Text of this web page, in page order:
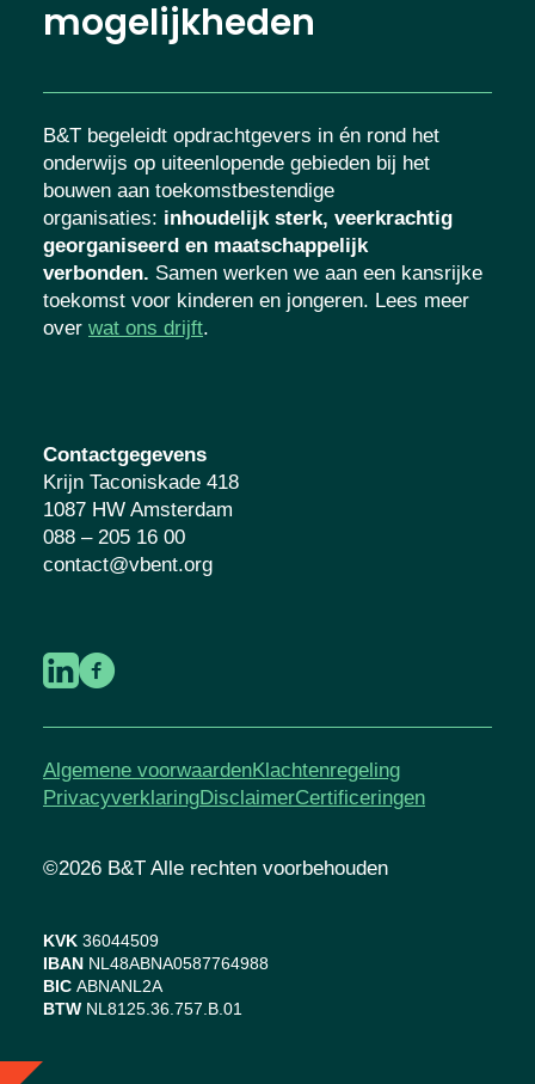
mogelijkheden
B&T begeleidt opdrachtgevers in én rond het
onderwijs op uiteenlopende gebieden bij het
bouwen aan toekomstbestendige
organisaties: inhoudelijk sterk, veerkrachtig
georganiseerd en maatschappelijk
verbonden. Samen werken we aan een kansrijke
toekomst voor kinderen en jongeren. Lees meer
over wat ons drijft.
Contactgegevens
Krijn Taconiskade 418
1087 HW Amsterdam
088 – 205 16 00
contact@vbent.org
Algemene voorwaardenKlachtenregeling
PrivacyverklaringDisclaimerCertificeringen
©2026 B&T Alle rechten voorbehouden
KVK 36044509
IBAN NL48ABNA0587764988
BIC ABNANL2A
BTW NL8125.36.757.B.01